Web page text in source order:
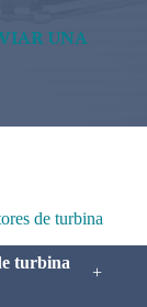
UNA
de turbina
turbina
+